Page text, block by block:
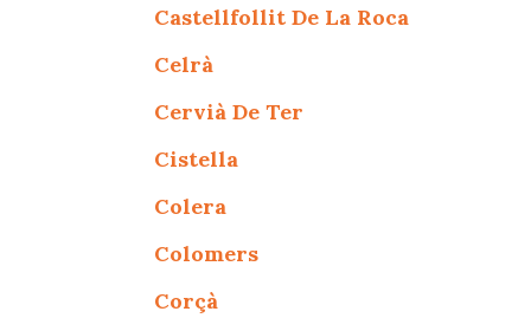
Castellfollit De La Roca
Celrà
Cervià De Ter
Cistella
Colera
Colomers
Corçà